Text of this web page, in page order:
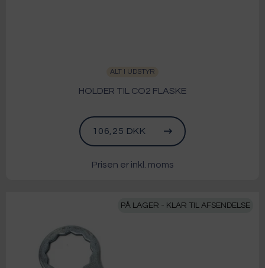
ALT I UDSTYR
HOLDER TIL CO2 FLASKE
106,25 DKK
Prisen er inkl. moms
PÅ LAGER - KLAR TIL AFSENDELSE